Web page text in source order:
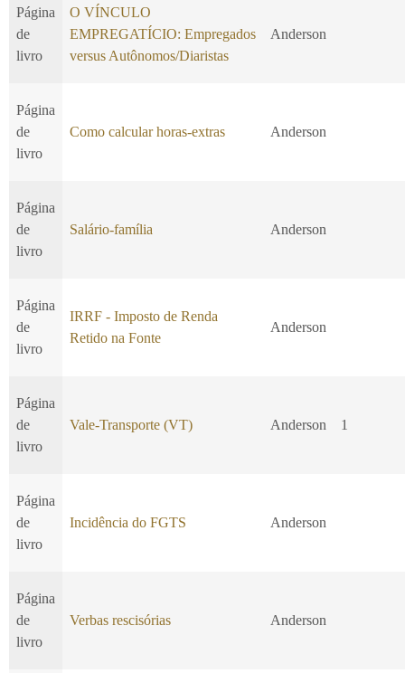
Página
de
livro
O VÍNCULO
EMPREGATÍCIO: Empregados
versus Autônomos/Diaristas
Anderson
Página
de
livro
Como calcular horas-extras Anderson
Página
de
livro
Salário-família Anderson
Página
de
livro
IRRF - Imposto de Renda
Retido na Fonte
Anderson
Página
de
livro
Vale-Transporte (VT) Anderson 1
Página
de
livro
Incidência do FGTS Anderson
Página
de
livro
Verbas rescisórias Anderson